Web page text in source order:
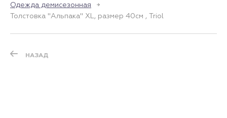
Одежда демисезонная
Толстовка "Альпака" XL, размер 40см , Triol
НАЗАД